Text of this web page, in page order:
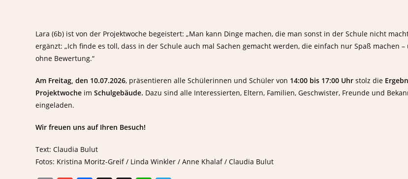
Lara (6b) ist von der Projektwoche begeistert: „Man kann Dinge machen, die man sonst in der Schule nicht
ergänzt: „Ich finde es toll, dass in der Schule auch mal Sachen gemacht werden, die einfach nur Spaß machen –
ohne Bewertung.“
Am Freitag, den 10.07.2026, präsentieren alle Schülerinnen und Schüler von 14:00 bis 17:00 Uhr stolz die
Projektwoche im Schulgebäude. Dazu sind alle Interessierten, Eltern, Familien, Geschwister, Freunde und
eingeladen.
Wir freuen uns auf Ihren Besuch!
Text: Claudia Bulut
Fotos: Kristina Moritz-Greif / Linda Winkler / Anne Khalaf / Claudia Bulut
Öffnungszeiten:
Das Sekretariat ist zu folgenden Zeiten
Mo., Di., Do.:
Von 07:00 bis 14:00
Kontakt:
42897 Remscheid
Email:
Albert-